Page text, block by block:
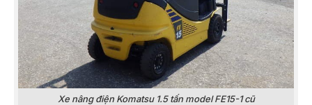
Xe nâng điện Komatsu 1.5 tấn model FE15-1 cũ